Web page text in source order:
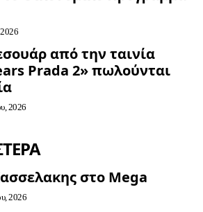
από την ταινία
Prada 2» πωλούνται
2026
στο Mega
2026